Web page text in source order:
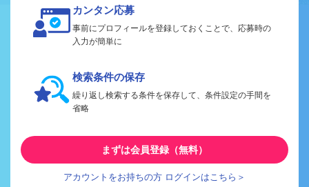
カンタン応募
事前にプロフィールを登録しておくことで、応募時の
入力が簡単に
検索条件の保存
繰り返し検索する条件を保存して、条件設定の手間を
省略
まずは会員登録（無料）
アカウントをお持ちの方 ログインはこちら＞